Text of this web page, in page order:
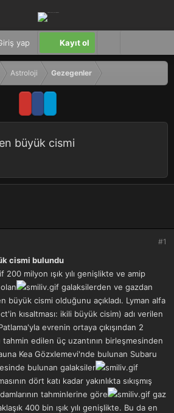
yap Kayıt ol
Astroloji Gezegenler
büyük cismi
#1
cismi bulundu
200 milyon ışık yılı genişlikte ve amip
galaksilerden ve gazdan
büyük cismi olduğunu açıkladı. Lyman alfa
kısaltması: ikili büyük cisim) adı verilen
evrenin ortaya çıkışından 2
edilen üç uzantının birleşmesinden
Kea Gözxlemevi'nde bulunan Subaru
bulunan galaksiler
dört katı kadar yakınlıkta sıkışmış
tahminlerine göre
gaz
400 bin ışık yılı genişlikte. Bu da en